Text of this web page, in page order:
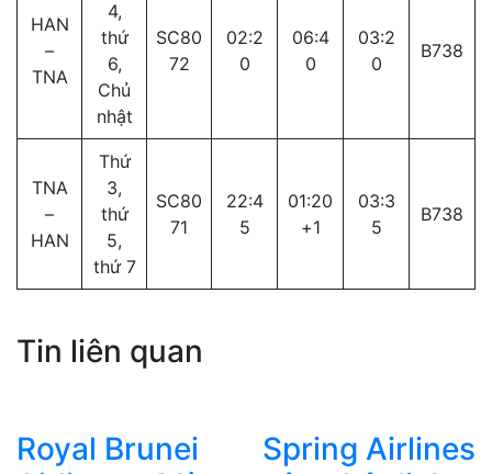
HAN
–
TNA
4,
thứ
6,
Chủ
nhật
SC80
72
02:2
0
06:4
0
03:2
0
B738
TNA
–
HAN
Thứ
3,
thứ
5,
thứ 7
SC80
71
22:4
5
01:20
+1
03:3
5
B738
Tin liên quan
Royal Brunei
Spring Airlines